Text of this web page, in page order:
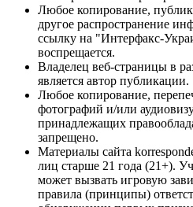
Любое копирование,
другое распространение
ссылку на "Интерфакс-
воспрещается.
Владелец веб-страницы в
является автор публикации.
Любое копирование,
фотографий и/или
принадлежащих
запрещено.
Материалы сайта
лиц старше 21 года (21+).
может вызвать игровую
правила (принципы)